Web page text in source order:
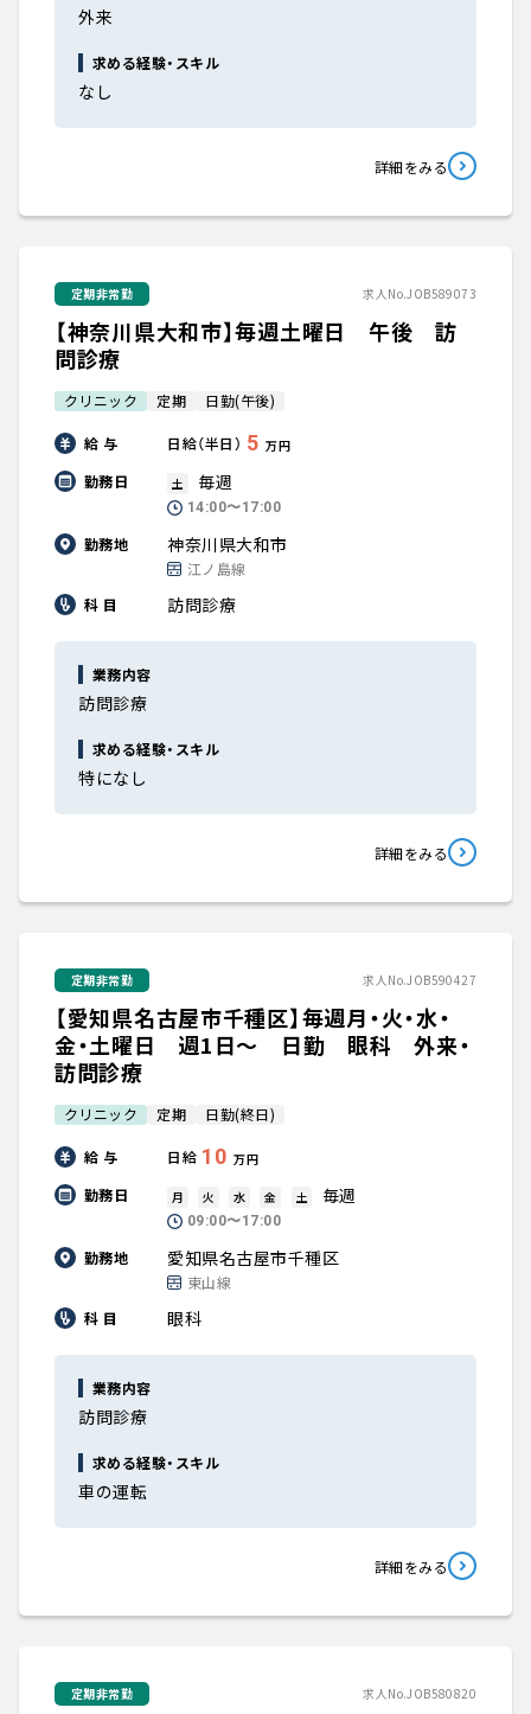
外来
求める経験・スキル
なし
詳細をみる
定期非常勤 求人No.JOB589073
【神奈川県大和市】毎週土曜日 午後 訪
問診療
クリニック 定期 日勤(午後)
給 与 日給（半日） 5 万円
勤務日 土 毎週
14:00〜17:00
勤務地 神奈川県大和市
江ノ島線
科 目
訪問診療
業務内容
訪問診療
求める経験・スキル
特になし
詳細をみる
定期非常勤 求人No.JOB590427
【愛知県名古屋市千種区】毎週月・火・水・
金・土曜日 週1日～ 日勤 眼科 外来・
訪問診療
クリニック 定期 日勤(終日)
給 与 日給 10 万円
勤務日 月 火 水 金 土 毎週
09:00〜17:00
勤務地 愛知県名古屋市千種区
東山線
科 目
眼科
業務内容
訪問診療
求める経験・スキル
車の運転
詳細をみる
定期非常勤 求人No.JOB580820